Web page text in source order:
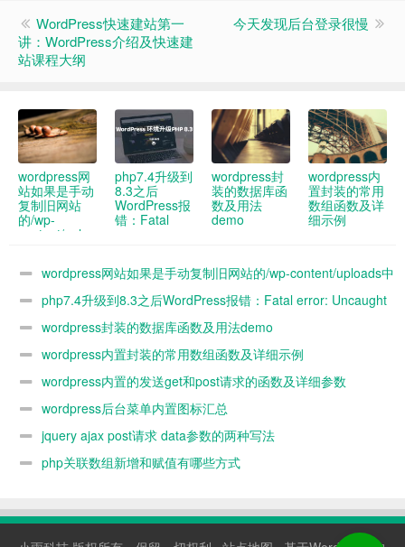
WordPress快速建站第一
讲：WordPress介绍及快速建
站课程大纲
今天发现后台登录很慢
wordpress网
站如果是手动
复制旧网站
的/wp-
content/uploads
媒体库没办法
看到 怎么解
决
php7.4升级到
8.3之后
WordPress报
错：Fatal
ArgumentCountError:
Too few
arguments to
function
WP_Widget::__construct()
解决办法
wordpress封
装的数据库函
数及用法
demo
wordpress内
置封装的常用
数组函数及详
细示例
wordpress网站如果是手动复制旧网站的/wp-content/uploads中
的图片到新网站 新网站媒体库没办法看到 怎么解决
php7.4升级到8.3之后WordPress报错：Fatal error: Uncaught
ArgumentCountError: Too few arguments to function
WP_Widget::__construct()解决办法
wordpress封装的数据库函数及用法demo
wordpress内置封装的常用数组函数及详细示例
wordpress内置的发送get和post请求的函数及详细参数
demowordpress后台菜单内置图标汇总
jquery ajax post请求 data参数的两种写法
php关联数组新增和赋值有哪些方式